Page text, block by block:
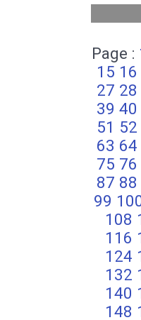
Page :
15 16
27 28
39 40
51 52
63 64
75 76
87 88
99
108
116
124
132
140
148